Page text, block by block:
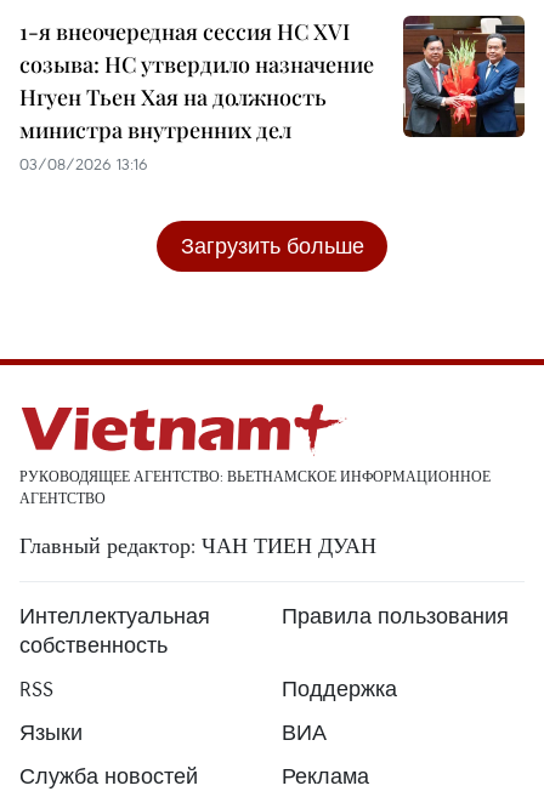
1-я внеочередная сессия НС XVI
созыва: НС утвердило назначение
Нгуен Тьен Хая на должность
министра внутренних дел
03/08/2026 13:16
Загрузить больше
РУКОВОДЯЩЕЕ АГЕНТСТВО: ВЬЕТНАМСКОЕ ИНФОРМАЦИОННОЕ
АГЕНТСТВО
Главный редактор: ЧАН ТИЕН ДУАН
Интеллектуальная
собственность
Правила пользования
RSS
Поддержка
Языки
ВИА
Служба новостей
Реклама